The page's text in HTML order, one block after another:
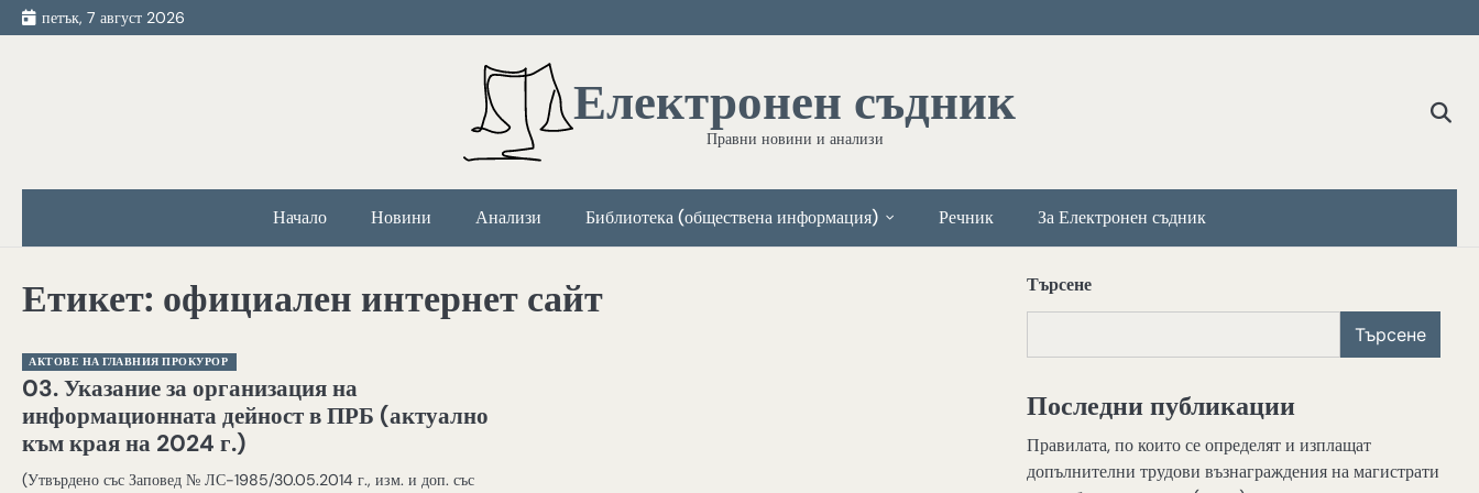
Skip
to
петък, 7 август 2026
Електронен съдник
Правни новини и анализи
Начало Новини Анализи Библиотека (обществена информация) Речник За Електронен съдник
Етикет: официален интернет сайт
АКТОВЕ НА ГЛАВНИЯ ПРОКУРОР
03. Указание за организация на
информационната дейност в ПРБ (актуално
към края на 2024 г.)
(Утвърдено със Заповед № ЛС-1985/30.05.2014 г., изм. и доп. със
Търсене
Търсене
Последни публикации
Правилата, по които се определят и изплащат
допълнителни трудови възнаграждения на магистрати